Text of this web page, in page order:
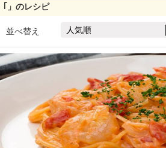
｢」のレシピ
並べ替え